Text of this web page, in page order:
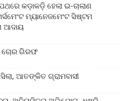
କଡ଼ାକଡ଼ି ହେଲା ଇ-ଚାଲାଣ
ମ୍ୟାନେଜମେଂଟ ସିଷ୍ଟମ
ଆଦାୟ
ଚୋର ଗିରଫ
ଆତଙ୍କିତ ଗ୍ରାମବାସୀ